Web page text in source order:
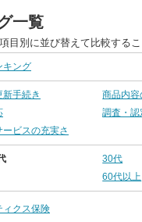
一覧
目別に並び替えて比較するこ
キング
新手続き 商品内容
調査・認
ービスの充実さ
30代
60代以上
ィクス保険